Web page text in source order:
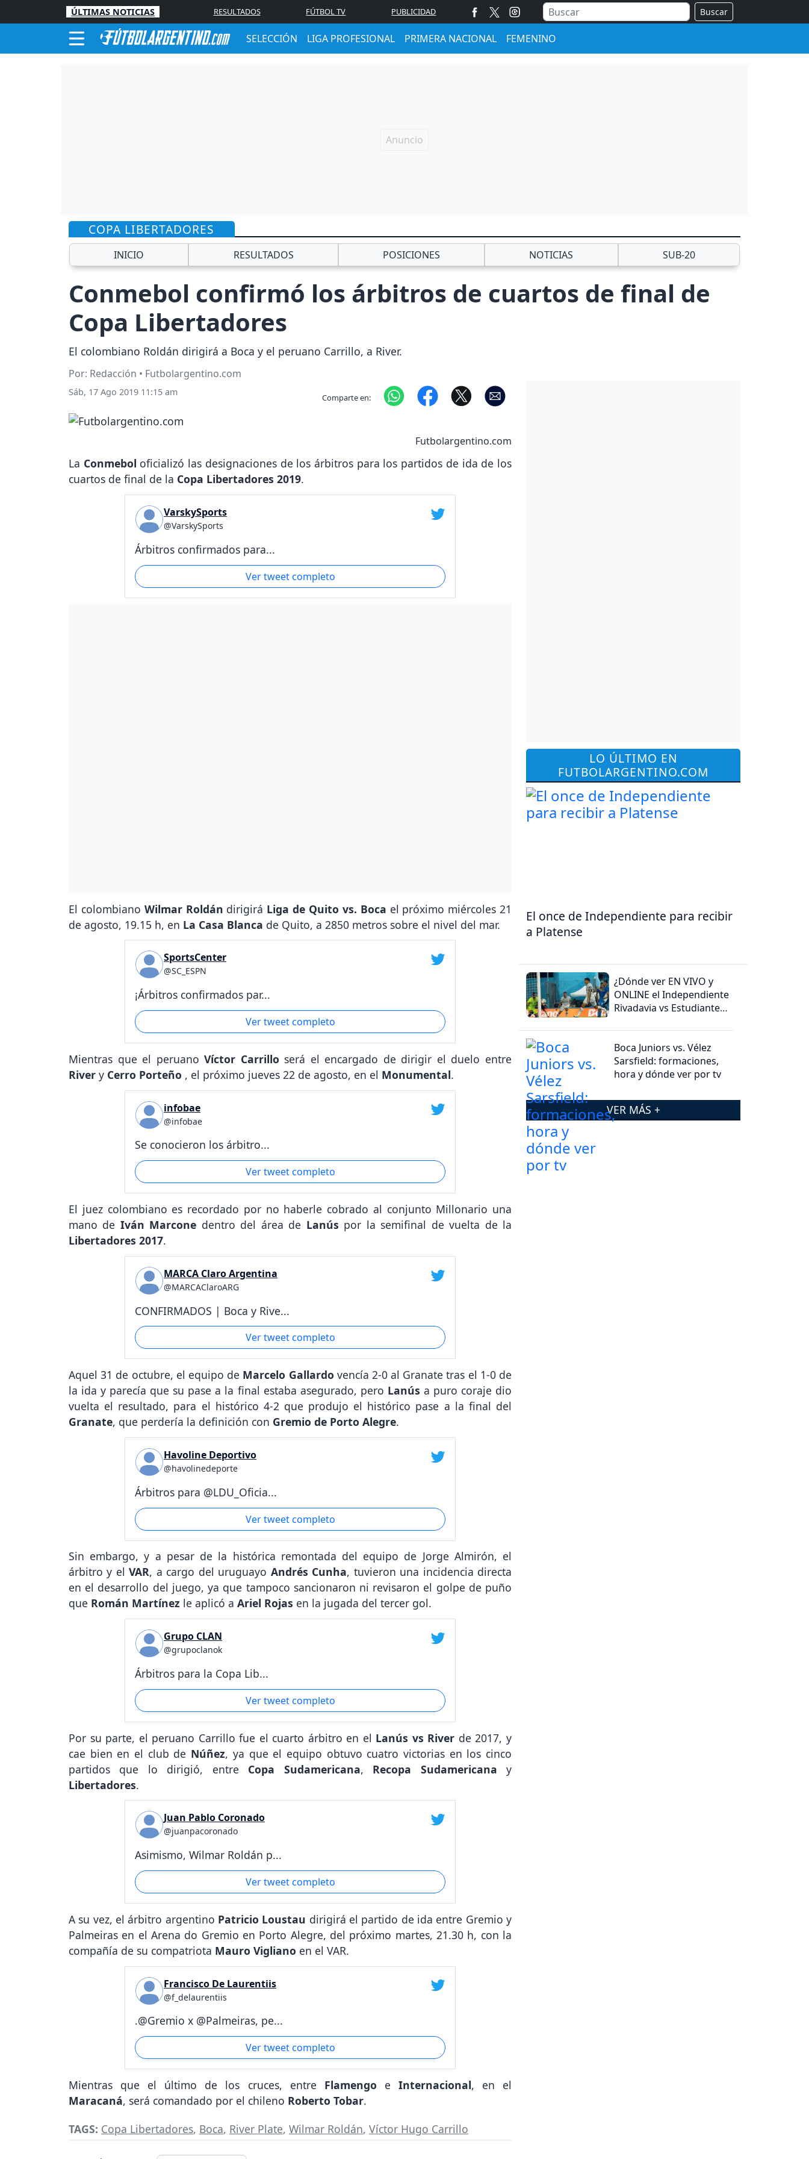
ÚLTIMAS NOTICIAS RESULTADOS FÚTBOL TV PUBLICIDAD Buscar
SELECCIÓN LIGA PROFESIONAL PRIMERA NACIONAL FEMENINO
COPA LIBERTADORES
INICIO RESULTADOS POSICIONES NOTICIAS SUB-20
Conmebol confirmó los árbitros de cuartos de final de
Copa Libertadores
El colombiano Roldán dirigirá a Boca y el peruano Carrillo, a River.
Por: Redacción • Futbolargentino.com
Sáb, 17 Ago 2019 11:15 am Comparte en:
Futbolargentino.com
La Conmebol oficializó las designaciones de los árbitros para los partidos de ida de los
cuartos de final de la Copa Libertadores 2019.
VarskySports
@VarskySports
Árbitros confirmados para...
Ver tweet completo
El colombiano Wilmar Roldán dirigirá Liga de Quito vs. Boca el próximo miércoles 21
de agosto, 19.15 h, en La Casa Blanca de Quito, a 2850 metros sobre el nivel del mar.
SportsCenter
@SC_ESPN
¡Árbitros confirmados par...
Ver tweet completo
Mientras que el peruano Víctor Carrillo será el encargado de dirigir el duelo entre
River y Cerro Porteño , el próximo jueves 22 de agosto, en el Monumental.
infobae
@infobae
Se conocieron los árbitro...
Ver tweet completo
El juez colombiano es recordado por no haberle cobrado al conjunto Millonario una
mano de Iván Marcone dentro del área de Lanús por la semifinal de vuelta de la
Libertadores 2017.
MARCA Claro Argentina
@MARCAClaroARG
CONFIRMADOS | Boca y Rive...
Ver tweet completo
Aquel 31 de octubre, el equipo de Marcelo Gallardo vencía 2-0 al Granate tras el 1-0 de
la ida y parecía que su pase a la final estaba asegurado, pero Lanús a puro coraje dio
vuelta el resultado, para el histórico 4-2 que produjo el histórico pase a la final del
Granate, que perdería la definición con Gremio de Porto Alegre.
Havoline Deportivo
@havolinedeporte
Árbitros para @LDU_Oficia...
Ver tweet completo
Sin embargo, y a pesar de la histórica remontada del equipo de Jorge Almirón, el
árbitro y elVAR, a cargo del uruguayo Andrés Cunha, tuvieron una incidencia directa
en el desarrollo del juego, ya que tampoco sancionaron ni revisaron el golpe de puño
que Román Martínez le aplicó a Ariel Rojas en la jugada del tercer gol.
Grupo CLAN
@grupoclanok
Árbitros para la Copa Lib...
Ver tweet completo
Por su parte, el peruano Carrillo fue el cuarto árbitro en el Lanús vs River de 2017, y
cae bien en el club de Núñez, ya que el equipo obtuvo cuatro victorias en los cinco
partidos que lo dirigió, entre Copa Sudamericana, Recopa Sudamericana y
Libertadores.
Juan Pablo Coronado
@juanpacoronado
Asimismo, Wilmar Roldán p...
Ver tweet completo
A su vez, el árbitro argentino Patricio Loustau dirigirá el partido de ida entre Gremio y
Palmeiras en el Arena do Gremio en Porto Alegre, del próximo martes, 21.30 h, con la
compañía de su compatriota Mauro Vigliano en el VAR.
Francisco De Laurentiis
@f_delaurentiis
.@Gremio x @Palmeiras, pe...
Ver tweet completo
Mientras que el último de los cruces, entre Flamengo e Internacional, en el
Maracaná, será comandado por el chileno Roberto Tobar.
TAGS: Copa Libertadores, Boca, River Plate, Wilmar Roldán, Víctor Hugo Carrillo
LO ÚLTIMO EN
FUTBOLARGENTINO.COM
El once de Independiente para recibir
a Platense
¿Dónde ver EN VIVO y
ONLINE el Independiente
Rivadavia vs Estudiantes
Boca Juniors vs. Vélez
Sarsfield: formaciones,
hora y dónde ver por tv
VER MÁS +